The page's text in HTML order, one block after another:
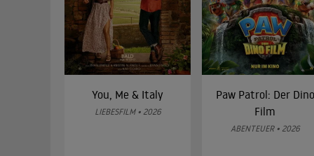
You, Me & Italy
LIEBESFILM • 2026
Paw Patrol: Der Dino
Film
ABENTEUER • 2026